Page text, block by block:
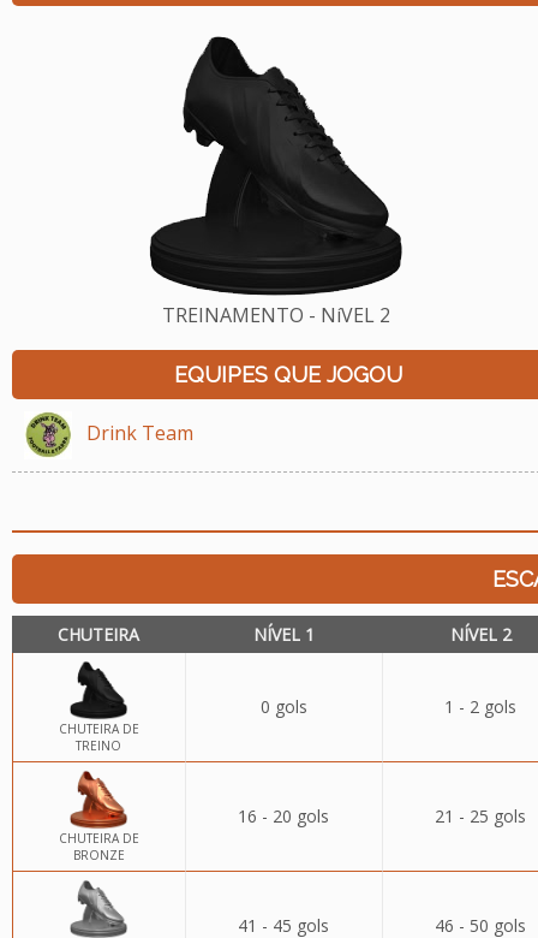
TREINAMENTO - NíVEL 2
EQUIPES QUE JOGOU
Drink Team
CHUTEIRA NÍVEL 1 NÍVEL 2
CHUTEIRA DE
TREINO
0 gols 1 - 2 gols
CHUTEIRA DE
BRONZE
16 - 20 gols 21 - 25 gols
41 - 45 gols 46 - 50 gols